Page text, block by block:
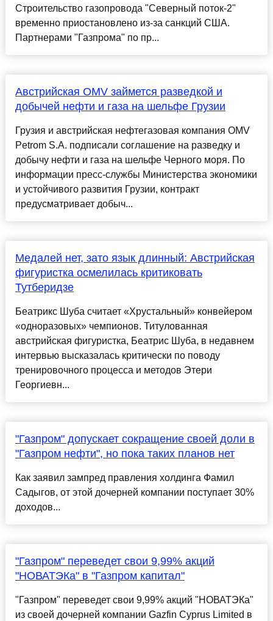
Строительство газопровода "Северный поток-2"
временно приостановлено из-за санкций США.
Партнерами "Газпрома" по пр...
Австрийская OMV займется разведкой и
добычей нефти и газа на шельфе Грузии
Грузия и австрийская нефтегазовая компания OMV
Petrom S.A. подписали соглашение на разведку и
добычу нефти и газа на шельфе Черного моря. По
информации пресс-службы Министерства экономики
и устойчивого развития Грузии, контракт
предусматривает добыч...
Медалей нет, зато язык длинный: Австрийская
фигуристка осмелилась критиковать
Тутберидзе
Беатрикс Шуба считает «Хрустальный» конвейером
«одноразовых» чемпионов. Титулованная
австрийская фигуристка, Беатрис Шуба, в недавнем
интервью высказалась критически по поводу
тренировочного процесса и методов Этери
Георгиевн...
"Газпром" допускает сокращение своей доли в
"Газпром нефти", но пока таких планов нет
Как заявил зампред правления холдинга Фамил
Садыгов, от этой дочерней компании поступает 30%
доходов...
"Газпром" переведет свои 9,99% акций
"НОВАТЭКа" в "Газпром капитал"
"Газпром" переведет свои 9,99% акций "НОВАТЭКа"
из своей дочерней компании Gazfin Cyprus Limited в